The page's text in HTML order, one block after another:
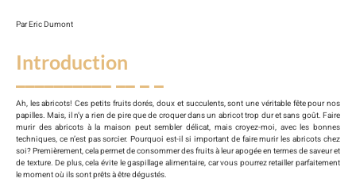
Par Eric Dumont
Introduction
Ah, les abricots! Ces petits fruits dorés, doux et succulents, sont une véritable fête pour nos
papilles. Mais, il n’y a rien de pire que de croquer dans un abricot trop dur et sans goût. Faire
murir des abricots à la maison peut sembler délicat, mais croyez-moi, avec les bonnes
techniques, ce n’est pas sorcier. Pourquoi est-il si important de faire murir les abricots chez
soi? Premièrement, cela permet de consommer des fruits à leur apogée en termes de saveur et
de texture. De plus, cela évite le gaspillage alimentaire, car vous pourrez retailler parfaitement
le moment où ils sont prêts à être dégustés.